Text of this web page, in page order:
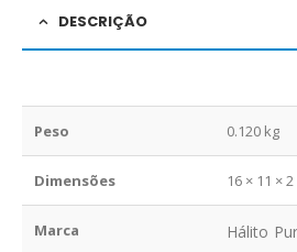
DESCRIÇÃO
Peso 0.120 kg
Dimensões 16 × 11 ×
Marca Hálito